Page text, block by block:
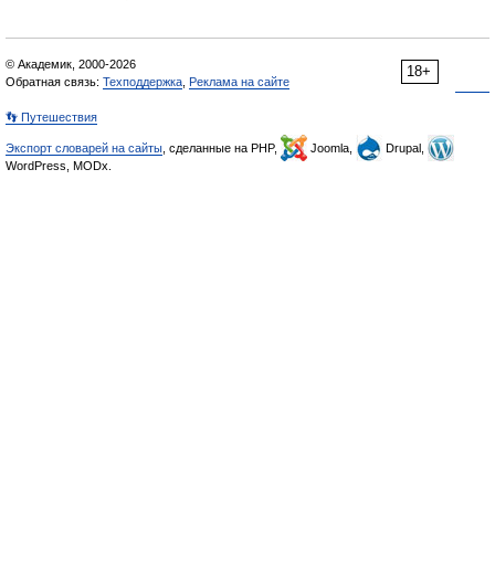
18+
© Академик, 2000-2026
Обратная связь: Техподдержка Реклама на сайте
👣 Путешествия
Экспорт словарей на сайты , сделанные на PHP, Joomla,
Drupal,
WordPress, MODx.